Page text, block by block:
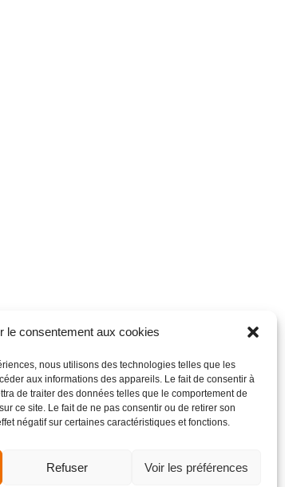
le consentement aux cookies
nous utilisons des technologies telles que les
aux informations des appareils. Le fait de consentir à
de traiter des données telles que le comportement de
ce site. Le fait de ne pas consentir ou de retirer son
négatif sur certaines caractéristiques et fonctions.
Refuser Voir les préférences
Site réalisé par VBAUDRY